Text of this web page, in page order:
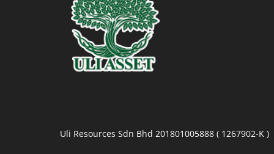
Uli Resources Sdn Bhd 201801005888 ( 1267902-K )